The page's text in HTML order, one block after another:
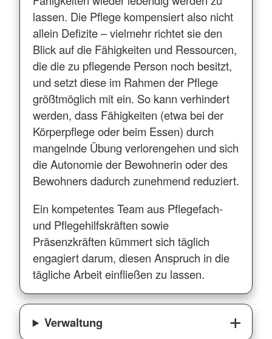
lassen. Die Pflege kompensiert also nicht
allein Defizite – vielmehr richtet sie den
Blick auf die Fähigkeiten und Ressourcen,
die die zu pflegende Person noch besitzt,
und setzt diese im Rahmen der Pflege
größtmöglich mit ein. So kann verhindert
werden, dass Fähigkeiten (etwa bei der
Körperpflege oder beim Essen) durch
mangelnde Übung verlorengehen und sich
die Autonomie der Bewohnerin oder des
Bewohners dadurch zunehmend reduziert.
Ein kompetentes Team aus Pflegefach-
und Pflegehilfskräften sowie
Präsenzkräften kümmert sich täglich
engagiert darum, diesen Anspruch in die
tägliche Arbeit einfließen zu lassen.
Verwaltung